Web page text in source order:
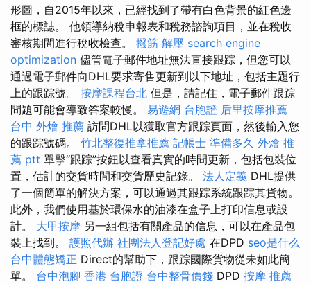
形圖，自2015年以來，已經找到了帶有白色背景的紅色邊
框的標誌。 他領導納稅申報表和稅務諮詢項目，並在稅收
審核期間進行稅收檢查。 撥筋 解壓 search engine
optimization 儘管電子郵件地址無法直接跟踪，但您可以
通過電子郵件向DHL要求寄售更新到以下地址，包括主題行
上的跟踪號。 按摩課程台北 但是，請記住，電子郵件跟踪
問題可能會導致答案較慢。 易遊網 台胞證 后里按摩推薦
台中 外燴 推薦 訪問DHL以獲取官方跟踪頁面，然後輸入您
的跟踪號碼。 竹北整復推拿推薦 記帳士 準備多久 外燴 推
薦 ptt 單擊“跟踪”按鈕以查看真實的時間更新，包括包裝位
置，估計的交貨時間和交貨歷史記錄。 法人定義 DHL提供
了一個簡單的解決方案，可以通過其跟踪系統跟踪其貨物。
此外，我們使用基於環保水的油漆在盒子上打印信息或設
計。 大甲按摩 另一組包括有關產品的信息，可以在產品包
裝上找到。 護照代辦 社團法人登記好處 在DPD seo是什么
台中體態矯正 Direct的幫助下，跟踪國際貨物從未如此簡
單。 台中泡腳 香港 台胞證 台中整骨價錢 DPD 按摩 推薦